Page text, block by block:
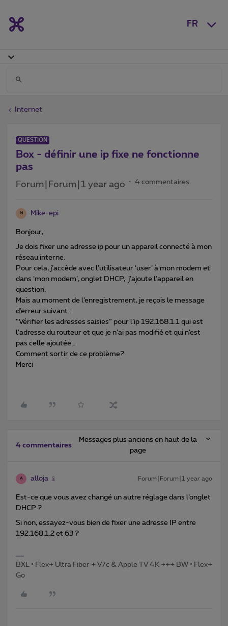
FR
Internet
QUESTION
Box - définir une ip fixe ne fonctionne
pas
Forum|Forum|1 year ago 4 commentaires
M Mike-epi
Bonjour,
Je dois fixer une adresse ip pour un appareil connecté à mon
réseau interne.
Pour cela, j’accède avec l’utilisateur ‘user’ à mon modem et
dans ‘mon modem’, onglet DHCP, j’ajoute l’appareil en
question.
Mais au moment de l’enregistrement, je reçois le message
d’erreur suivant :
“Vérifier les adresses saisies” pour l’ip 192.168.1.1 qui est
l’adresse du routeur et que je n’ai pas modifié et qui n’est
pas celle ajoutée…
Comment sortir de ce problème?
Merci
4 commentaires
Messages plus anciens en haut de la
page
A alloja Forum|Forum|1 year ago
Est-ce que vous avez changé un autre réglage dans l’onglet
DHCP ?
Si non, essayez-vous bien de fixer une adresse IP entre
192.168.1.2 et 63 ?
BXL • Flex+ Ultra Fiber + V7c & Apple TV 4K +++ BW • Flex+
Go